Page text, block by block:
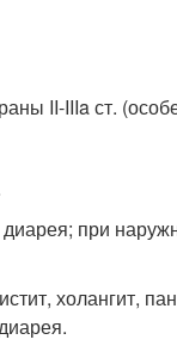
II-IIIa ст.
при
холангит,